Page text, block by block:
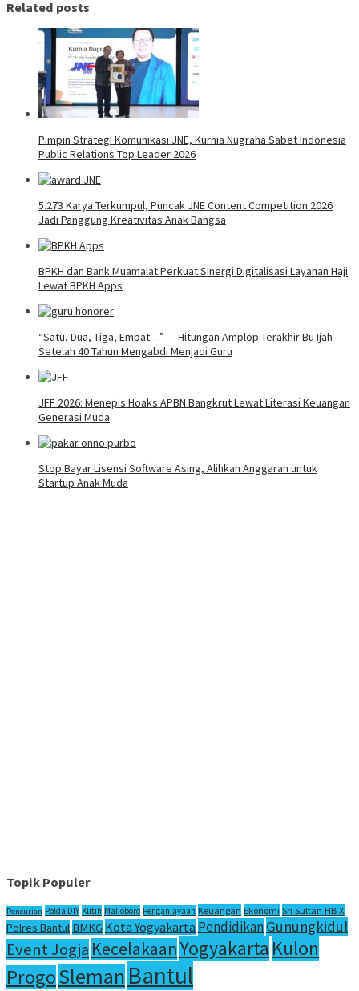
Related posts
Pimpin Strategi Komunikasi JNE, Kurnia Nugraha Sabet Indonesia
Public Relations Top Leader 2026
5.273 Karya Terkumpul, Puncak JNE Content Competition 2026
Jadi Panggung Kreativitas Anak Bangsa
BPKH dan Bank Muamalat Perkuat Sinergi Digitalisasi Layanan Haji
Lewat BPKH Apps
“Satu, Dua, Tiga, Empat…” — Hitungan Amplop Terakhir Bu Ijah
Setelah 40 Tahun Mengabdi Menjadi Guru
JFF 2026: Menepis Hoaks APBN Bangkrut Lewat Literasi Keuangan
Generasi Muda
Stop Bayar Lisensi Software Asing, Alihkan Anggaran untuk
Startup Anak Muda
Topik Populer
Pencurian Polda DIY Klitih Malioboro Penganiayaan Keuangan Ekonomi Sri Sultan HB X
Polres Bantul BMKG Kota Yogyakarta PendidikanGunungkidul
Event Jogja KecelakaanYogyakarta Kulon
ProgoSleman Bantul